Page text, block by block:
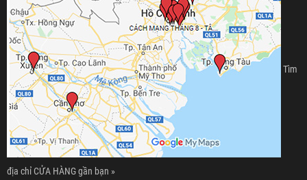
Tìm
địa chỉ CỬA HÀNG gần bạn »